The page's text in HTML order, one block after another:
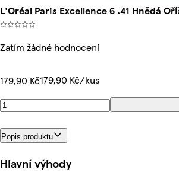
L'Oréal Paris Excellence 6 .41 Hnědá
Zatím žádné hodnocení
179,90 Kč179,90 Kč/kus
Popis produktu
Hlavní výhody